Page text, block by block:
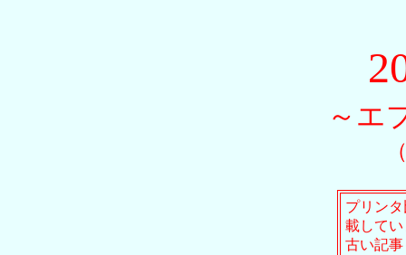
～エ
プリン
載してい
古い記